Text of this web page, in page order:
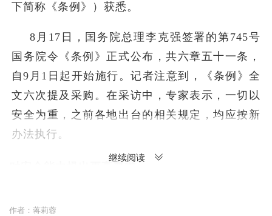
下简称《条例》）获悉。
8月17日，国务院总理李克强签署的第745号
国务院令《条例》正式公布，共六章五十一条，
自9月1日起开始施行。记者注意到，《条例》全
文六次提及采购。在采访中，专家表示，一切以
安全为重，之前各地出台的相关规定，均应按新
办法执行。
继续阅读
作者： 蒋莉蓉